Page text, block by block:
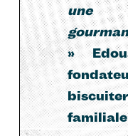
une
»